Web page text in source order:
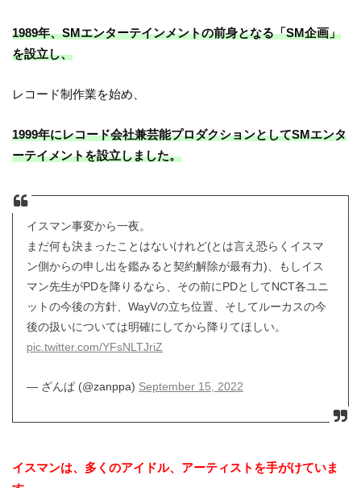
1989年、SMエンターテインメントの前身となる「SM企画」
を設立し、
レコード制作業を始め、
1999年にレコード会社兼芸能プロダクションとしてSMエンタ
ーテイメントを設立しました。
イスマン事変から一夜。
まだ何も決まったことはないけれど(とは言え恐らくイスマ
ン側からの申し出を鑑みると契約解除が最有力)、もしイス
マン先生がPDを降りるなら、その前にPDとしてNCT各ユニ
ットの今後の方針、WayVの立ち位置、そしてルーカスの今
後の扱いについては明確にしてから降りてほしい。
pic.twitter.com/YFsNLTJriZ
— ざんぱ (@zanppa) September 15, 2022
イスマンは、多くのアイドル、アーティストを手がけていま